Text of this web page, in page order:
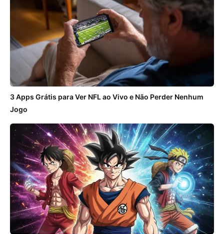
3 Apps Grátis para Ver NFL ao Vivo e Não Perder Nenhum
Jogo